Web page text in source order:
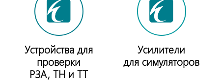
Устройства для
проверки
РЗА, ТН и ТТ
Усилители
для симуляторов